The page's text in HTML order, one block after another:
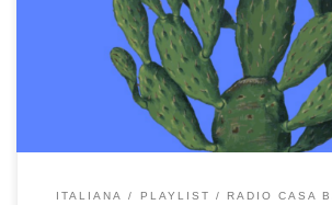
(anni) archivio tutta la musica che ascolto e che
erano lì da tanto che aspettavano il loro
fresche non hanno avuto nemmeno il […]
ITALIANA PLAYLIST RADIO CASA